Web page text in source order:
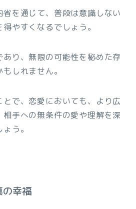
を通じて、普段は意識しない
やすくなるでしょう。
り、無限の可能性を秘めた存
しれません。
で、恋愛においても、より広
手への無条件の愛や理解を深
う。
の幸福